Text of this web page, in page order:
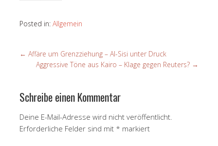
Posted in: Allgemein
← Affäre um Grenzziehung – Al-Sisi unter Druck
Aggressive Töne aus Kairo – Klage gegen Reuters? →
Schreibe einen Kommentar
Deine E-Mail-Adresse wird nicht veröffentlicht.
Erforderliche Felder sind mit * markiert